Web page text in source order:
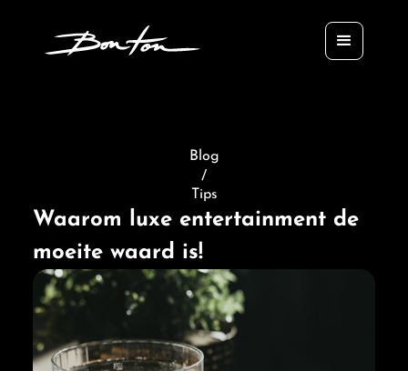
Blog
/
Tips
Waarom luxe entertainment de
moeite waard is!